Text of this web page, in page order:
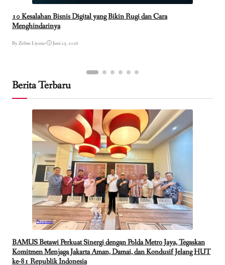
10 Kesalahan Bisnis Digital yang Bikin Rugi dan Cara
Menghindarinya
By Zeline Liyana• Juni 25, 2026
Berita Terbaru
Nasional
BAMUS Betawi Perkuat Sinergi dengan Polda Metro Jaya, Tegaskan
Komitmen Menjaga Jakarta Aman, Damai, dan Kondusif Jelang HUT
ke-81 Republik Indonesia